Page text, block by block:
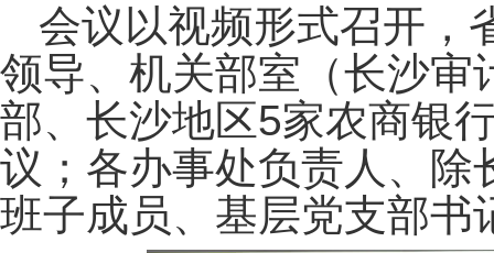
会议以视频形式召开，
领导、机关部室（长沙审
部、长沙地区5家农商银
议；各办事处负责人、除
班子成员、基层党支部书